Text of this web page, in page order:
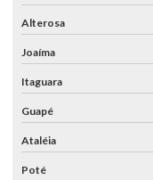
Alterosa
Joaíma
Itaguara
Guapé
Ataléia
Poté